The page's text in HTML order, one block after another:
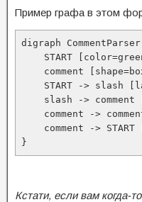
Пример графа в этом
digraph
START
comment
START -> slash
slash -> comment
comment ->
comment -> START
}
Кстати, если вам когда-